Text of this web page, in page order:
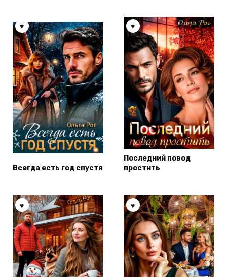
Всегда есть год спустя
Последний повод
простить